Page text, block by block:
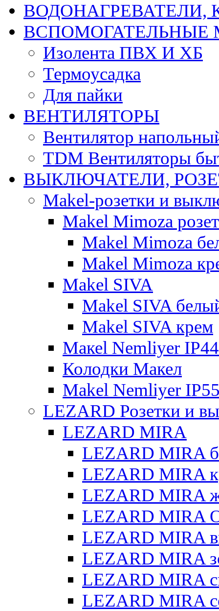
ВОДОНАГРЕВАТЕЛИ,
ВСПОМОГАТЕЛЬНЫЕ
Изолента ПВХ И ХБ
Термоусадка
Для пайки
ВЕНТИЛЯТОРЫ
Вентилятор
TDM Вентиляторы
ВЫКЛЮЧАТЕЛИ,
Makel-розетки и
Makel Mimoza
Makel Mimoza
Makel Mimoza
Makel SIVA
Makel SIVA
Makel SIVA крем
Макеl Nemliyer IP44
Колодки Макел
Makel Nemliyer
LEZARD Розетки и
LEZARD MIRA
LEZARD MIRA
LEZARD MIRA
LEZARD MIRA
LEZARD MIRA
LEZARD MIRA
LEZARD MIRA
LEZARD MIRA
LEZARD MIRA